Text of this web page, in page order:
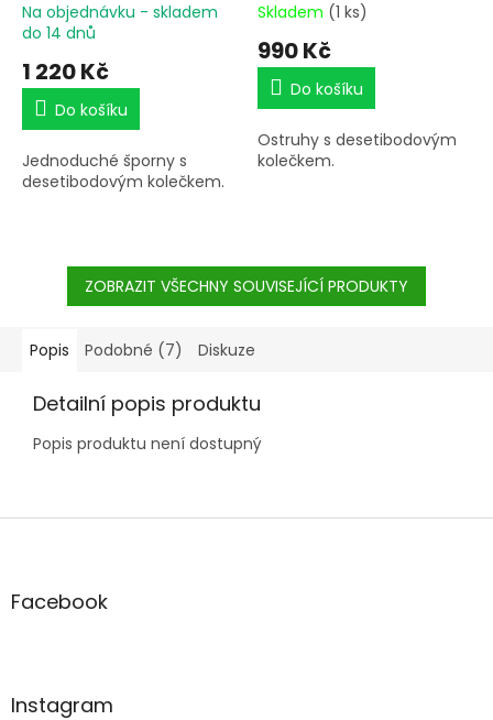
Na objednávku - skladem
do 14 dnů
1 220 Kč
Do košíku
Jednoduché šporny s
desetibodovým kolečkem.
Skladem (1 ks)
990 Kč
Do košíku
Ostruhy s desetibodovým
kolečkem.
ZOBRAZIT VŠECHNY SOUVISEJÍCÍ PRODUKTY
Popis Podobné (7) Diskuze
Detailní popis produktu
Popis produktu není dostupný
Z
aFacebook
Instagram